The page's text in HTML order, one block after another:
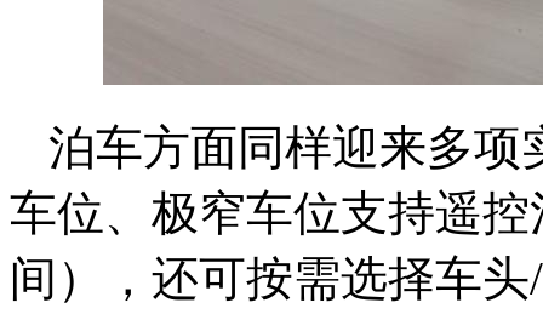
泊车方面同样迎来多项
车位、极窄车位支持遥
间），还可按需选择车